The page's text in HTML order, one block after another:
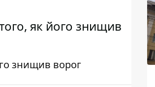
як його знищив
знищив ворог